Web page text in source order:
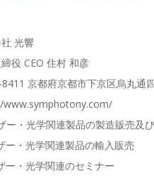
光響
役 CEO 住村 和彦
京都府京都市下京区烏丸通
・光学関連製品の製造販売及
光学関連製品の輸入販売
光学関連のセミナー